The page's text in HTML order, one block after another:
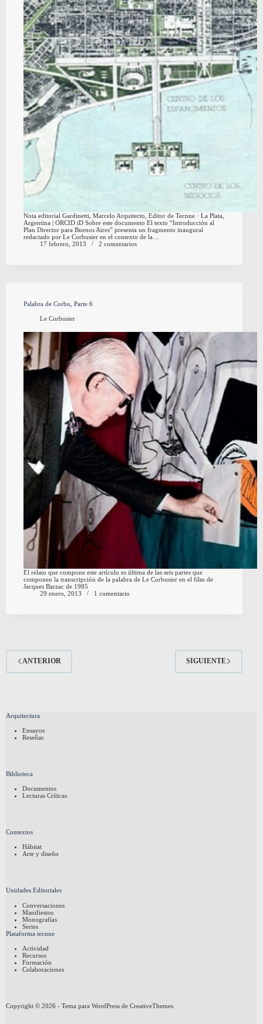
Nota editorial Gardinetti, Marcelo Arquitecto, Editor de Tecnne · La Plata,
Argentina | ORCID iD Sobre este documento El texto “Introducción al
Plan Director para Buenos Aires” presenta un fragmento inaugural
redactado por Le Corbusier en el contexto de la…
17 febrero, 2013
2 comentarios
Palabra de Corbu, Parte 6
Le Corbusier
El relato que compone este artículo es última de las seis partes que
componen la transcripción de la palabra de Le Corbusier en el film de
Jacques Barzac de 1985
29 enero, 2013
1 comentario
ANTERIOR SIGUIENTE
Arquitectura
Ensayos
Reseñas
Biblioteca
Documentos
Lecturas Críticas
Contextos
Hábitat
Arte y diseño
Unidades Editoriales
Conversaciones
Manifiestos
Monografías
Series
Plataforma tecnne
Actividad
Recursos
Formación
Colaboraciones
Copyright © 2026 - Tema para WordPress de CreativeThemes